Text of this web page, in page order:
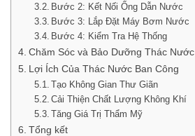
Bước 2: Kết Nối Ống Dẫn Nước
Bước 3: Lắp Đặt Máy Bơm Nước
Bước 4: Kiểm Tra Hệ Thống
Chăm Sóc và Bảo Dưỡng Thác Nước
Lợi Ích Của Thác Nước Ban Công
Tạo Không Gian Thư Giãn
Cải Thiện Chất Lượng Không Khí
Tăng Giá Trị Thẩm Mỹ
Tổng kết